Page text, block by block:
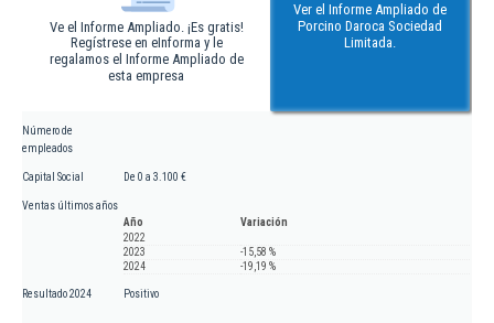
Ve el Informe Ampliado. ¡Es gratis!
Regístrese en eInforma y le
regalamos el Informe Ampliado de
esta empresa
Ver el Informe Ampliado de
Porcino Daroca Sociedad
Limitada.
Número de
empleados
Capital Social De 0 a 3.100 €
Ventas últimos años
Año
Variación
2022
2023
-15,58 %
2024
-19,19 %
Resultado 2024 Positivo